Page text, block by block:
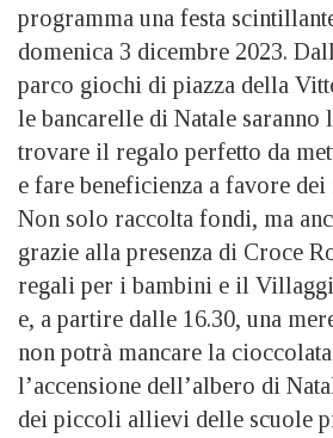
programma una festa
domenica 3 dicembre 2023.
parco giochi di piazza della
le bancarelle di Natale saranno
trovare il regalo perfetto da
e fare beneficienza a favore
Non solo raccolta fondi, ma
grazie alla presenza di Croce
regali per i bambini e il
e, a partire dalle 16.30, una
non potrà mancare la
l’accensione dell’albero di
dei piccoli allievi delle scuole